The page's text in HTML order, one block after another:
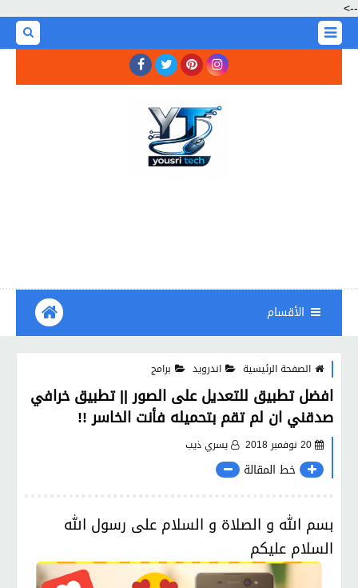
-->
الأقسام
الصفحة الرئيسية اندرويد برامج
افضل تطبيق للتعديل على الصور || تطبيق خرافي
صدقني ان لم تقم بتحميله فأنت الخاسر !!
20 نوفمبر 2018 يسري ذيب
خط المقالة
بسم الله و الصلاة و السلام على رسول الله
السلام عليكم